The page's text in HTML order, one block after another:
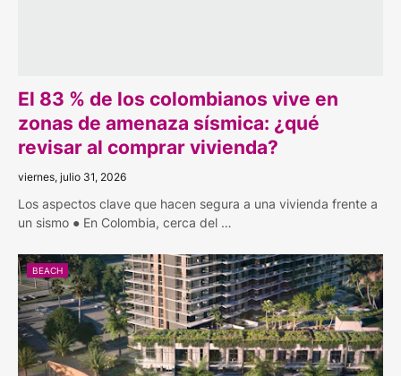
El 83 % de los colombianos vive en
zonas de amenaza sísmica: ¿qué
revisar al comprar vivienda?
viernes, julio 31, 2026
Los aspectos clave que hacen segura a una vivienda frente a
un sismo ● En Colombia, cerca del …
BEACH